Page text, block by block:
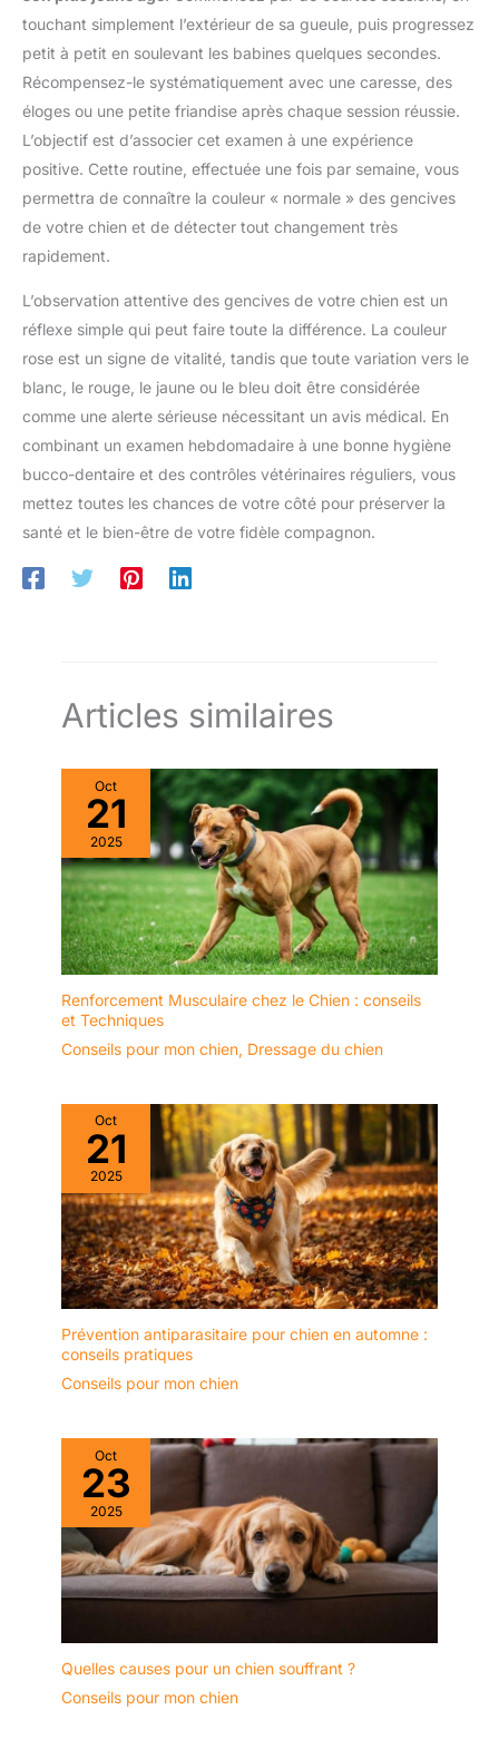
touchant simplement l’extérieur de sa gueule, puis progressez
petit à petit en soulevant les babines quelques secondes.
Récompensez-le systématiquement avec une caresse, des
éloges ou une petite friandise après chaque session réussie.
L’objectif est d’associer cet examen à une expérience
positive. Cette routine, effectuée une fois par semaine, vous
permettra de connaître la couleur « normale » des gencives
de votre chien et de détecter tout changement très
rapidement.
L’observation attentive des gencives de votre chien est un
réflexe simple qui peut faire toute la différence. La couleur
rose est un signe de vitalité, tandis que toute variation vers le
blanc, le rouge, le jaune ou le bleu doit être considérée
comme une alerte sérieuse nécessitant un avis médical. En
combinant un examen hebdomadaire à une bonne hygiène
bucco-dentaire et des contrôles vétérinaires réguliers, vous
mettez toutes les chances de votre côté pour préserver la
santé et le bien-être de votre fidèle compagnon.
Articles similaires
Oct
21
2025
Renforcement Musculaire chez le Chien : conseils
et Techniques
Conseils pour mon chien, Dressage du chien
Oct
21
2025
Prévention antiparasitaire pour chien en automne :
conseils pratiques
Conseils pour mon chien
Oct
23
2025
Quelles causes pour un chien souffrant ?
Conseils pour mon chien